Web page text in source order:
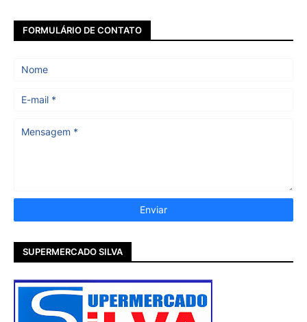
FORMULÁRIO DE CONTATO
SUPERMERCADO SILVA